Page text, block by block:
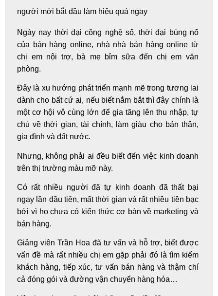
người mới bắt đầu làm hiệu quả ngay
Ngày nay thời đại công nghệ số, thời đại bùng nổ
của bán hàng online, nhà nhà bán hàng online từ
chị em nội trợ, bà mẹ bỉm sữa đến chị em văn
phòng.
Đây là xu hướng phát triển mạnh mẽ trong tương lai
dành cho bất cứ ai, nếu biết nắm bắt thì đây chính là
một cơ hội vô cùng lớn để gia tăng lên thu nhập, tự
chủ về thời gian, tài chính, làm giàu cho bản thân,
gia đình và đất nước.
Nhưng, không phải ai đều biết đến việc kinh doanh
trên thị trường màu mỡ này.
Có rất nhiều người đã tự kinh doanh đã thất bại
ngay lần đầu tiên, mất thời gian và rất nhiều tiền bạc
bởi vì họ chưa có kiến thức cơ bản về marketing và
bán hàng.
Giảng viên Trần Hoa đã tư vấn và hỗ trợ, biết được
vấn đề mà rất nhiều chị em gặp phải đó là tìm kiếm
khách hàng, tiếp xúc, tư vấn bán hàng và thậm chí
cả đóng gói và đường vận chuyển hàng hóa…